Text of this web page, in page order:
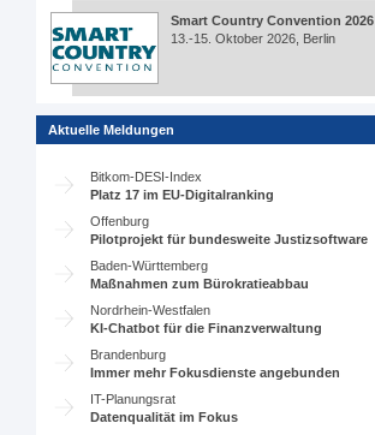
Smart Country Convention 2026
13.-15. Oktober 2026, Berlin
Aktuelle Meldungen
Bitkom-DESI-Index
Platz 17 im EU-Digitalranking
Offenburg
Pilotprojekt für bundesweite Justizsoftware
Baden-Württemberg
Maßnahmen zum Bürokratieabbau
Nordrhein-Westfalen
KI-Chatbot für die Finanzverwaltung
Brandenburg
Immer mehr Fokusdienste angebunden
IT-Planungsrat
Datenqualität im Fokus